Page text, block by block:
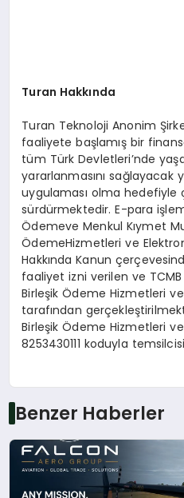
Turan Hakkında
Turan Teknoloji Anonim
faaliyete başlamış bir
tüm Türk Devletleri’nde
yararlanmasını sağlayacak
uygulaması olma hedefiyle
sürdürmektedir. E-para
Ödemeve Menkul Kıymet
ÖdemeHizmetleri ve
Hakkında Kanun
faaliyet izni verilen ve
Birleşik Ödeme Hizmetleri
tarafından
Birleşik Ödeme Hizmetleri ve
8253430111 koduyla
Benzer Haberler